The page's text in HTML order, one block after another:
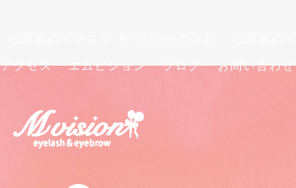
アクセス エムビジョン ブログ お問い合わせ